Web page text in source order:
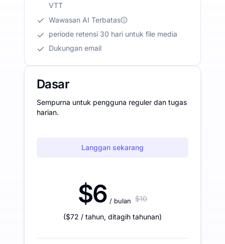
VTT
Wawasan AI Terbatas
periode retensi 30 hari untuk file media
Dukungan email
Dasar
Sempurna untuk pengguna reguler dan tugas
harian.
Langgan sekarang
$6 / bulan $10
($72 / tahun, ditagih tahunan)